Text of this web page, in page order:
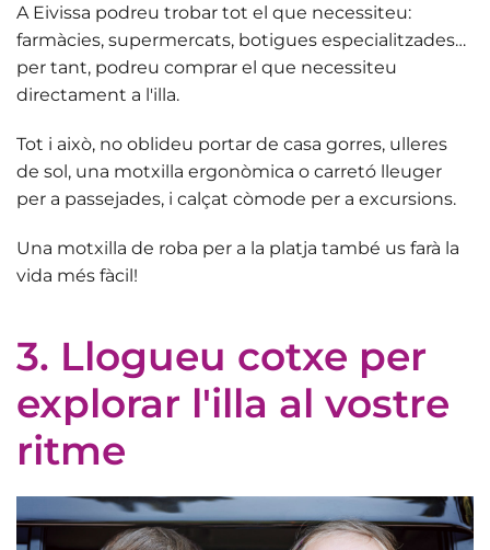
A Eivissa podreu trobar tot el que necessiteu:
farmàcies, supermercats, botigues especialitzades…
per tant, podreu comprar el que necessiteu
directament a l'illa.
Tot i això, no oblideu portar de casa gorres, ulleres
de sol, una motxilla ergonòmica o carretó lleuger
per a passejades, i calçat còmode per a excursions.
Una motxilla de roba per a la platja també us farà la
vida més fàcil!
3. Llogueu cotxe per
explorar l'illa al vostre
ritme